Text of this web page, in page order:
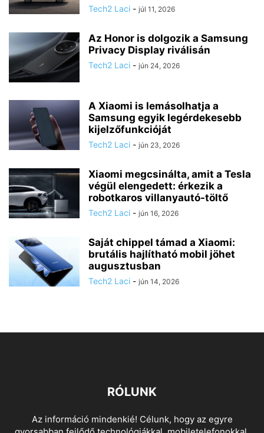
Tech2 Laci - júl 11, 2026
Az Honor is dolgozik a Samsung
Privacy Display riválisán
Tech2 Laci - jún 24, 2026
A Xiaomi is lemásolhatja a
Samsung egyik legérdekesebb
kijelzőfunkcióját
Tech2 Laci - jún 23, 2026
Xiaomi megcsinálta, amit a Tesla
végül elengedett: érkezik a
robotkaros villanyautó-töltő
Tech2 Laci - jún 16, 2026
Saját chippel támad a Xiaomi:
brutális hajlítható mobil jöhet
augusztusban
Tech2 Laci - jún 14, 2026
RÓLUNK
Az információ mindenkié! Célunk, hogy az egyre